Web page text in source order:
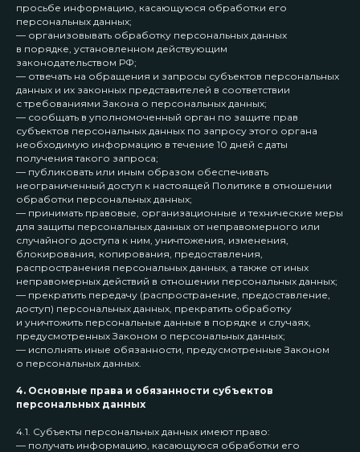
просьбе информацию, касающуюся обработки его
персональных данных;
— организовывать обработку персональных данных
в порядке, установленном действующим
законодательством РФ;
— отвечать на обращения и запросы субъектов персональных
данных и их законных представителей в соответствии
с требованиями Закона о персональных данных;
— сообщать в уполномоченный орган по защите прав
субъектов персональных данных по запросу этого органа
необходимую информацию в течение 10 дней с даты
получения такого запроса;
— публиковать или иным образом обеспечивать
неограниченный доступ к настоящей Политике в отношении
обработки персональных данных;
— принимать правовые, организационные и технические меры
для защиты персональных данных от неправомерного или
случайного доступа к ним, уничтожения, изменения,
блокирования, копирования, предоставления,
распространения персональных данных, а также от иных
неправомерных действий в отношении персональных данных;
— прекратить передачу (распространение, предоставление,
доступ) персональных данных, прекратить обработку
и уничтожить персональные данные в порядке и случаях,
предусмотренных Законом о персональных данных;
— исполнять иные обязанности, предусмотренные Законом
о персональных данных.
4. Основные права и обязанности субъектов
персональных данных
4.1. Субъекты персональных данных имеют право:
— получать информацию, касающуюся обработки его